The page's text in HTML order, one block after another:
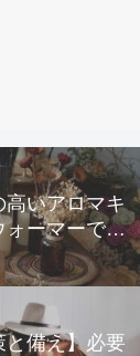
高いアロマキ
ォーマーで寒
り越えよう
と備え】必要